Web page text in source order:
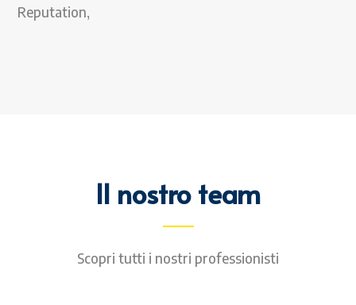
Reputation,
Il nostro team
Scopri tutti i nostri professionisti